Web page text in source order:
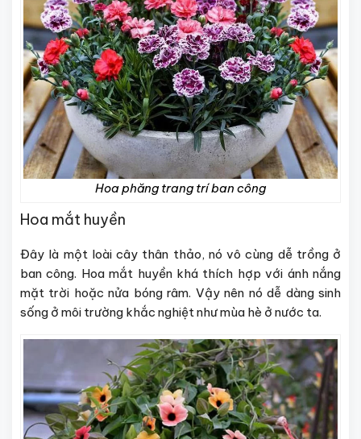
Hoa phăng trang trí ban công
Hoa mắt huyền
Đây là một loài cây thân thảo, nó vô cùng dễ trồng ở
ban công. Hoa mắt huyền khá thích hợp với ánh nắng
mặt trời hoặc nửa bóng râm. Vậy nên nó dễ dàng sinh
sống ở môi trường khắc nghiệt như mùa hè ở nước ta.